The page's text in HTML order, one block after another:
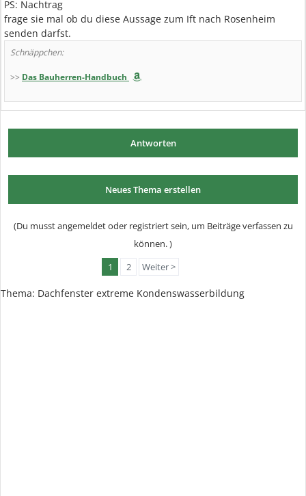
PS: Nachtrag
frage sie mal ob du diese Aussage zum Ift nach Rosenheim
senden darfst.
Schnäppchen:
>> Das Bauherren-Handbuch
Antworten
Neues Thema erstellen
(Du musst angemeldet oder registriert sein, um Beiträge verfassen zu
können. )
1
2 Weiter >
Thema: Dachfenster extreme Kondenswasserbildung